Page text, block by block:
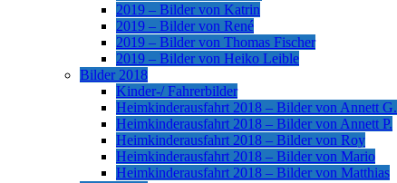
2019 – Bilder von Katrin
2019 – Bilder von René
2019 – Bilder von Thomas Fischer
2019 – Bilder von Heiko Leible
Bilder 2018
Kinder-/ Fahrerbilder
Heimkinderausfahrt 2018 – Bilder von Annett G.
Heimkinderausfahrt 2018 – Bilder von Annett P.
Heimkinderausfahrt 2018 – Bilder von Roy
Heimkinderausfahrt 2018 – Bilder von Mario
Heimkinderausfahrt 2018 – Bilder von Matthias